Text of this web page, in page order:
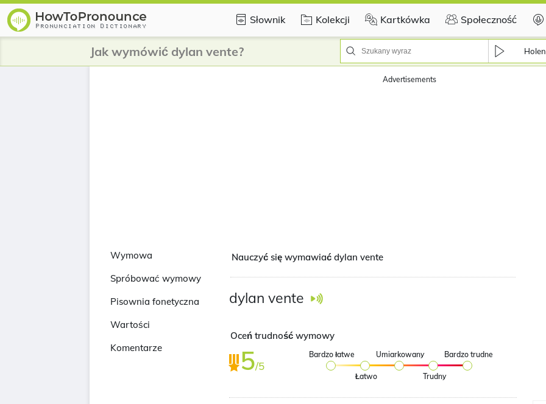
Słownik Kolekcji Kartkówka Społeczność
Jak wymówić dylan vente?
Advertisements
Wymowa
Spróbować wymowy
Pisownia fonetyczna
Wartości
Komentarze
Nauczyć się wymawiać dylan vente
dylan vente
Oceń trudność wymowy
5/5
Bardzo łatwe
Łatwo
Umiarkowany
Trudny
Bardzo trudne